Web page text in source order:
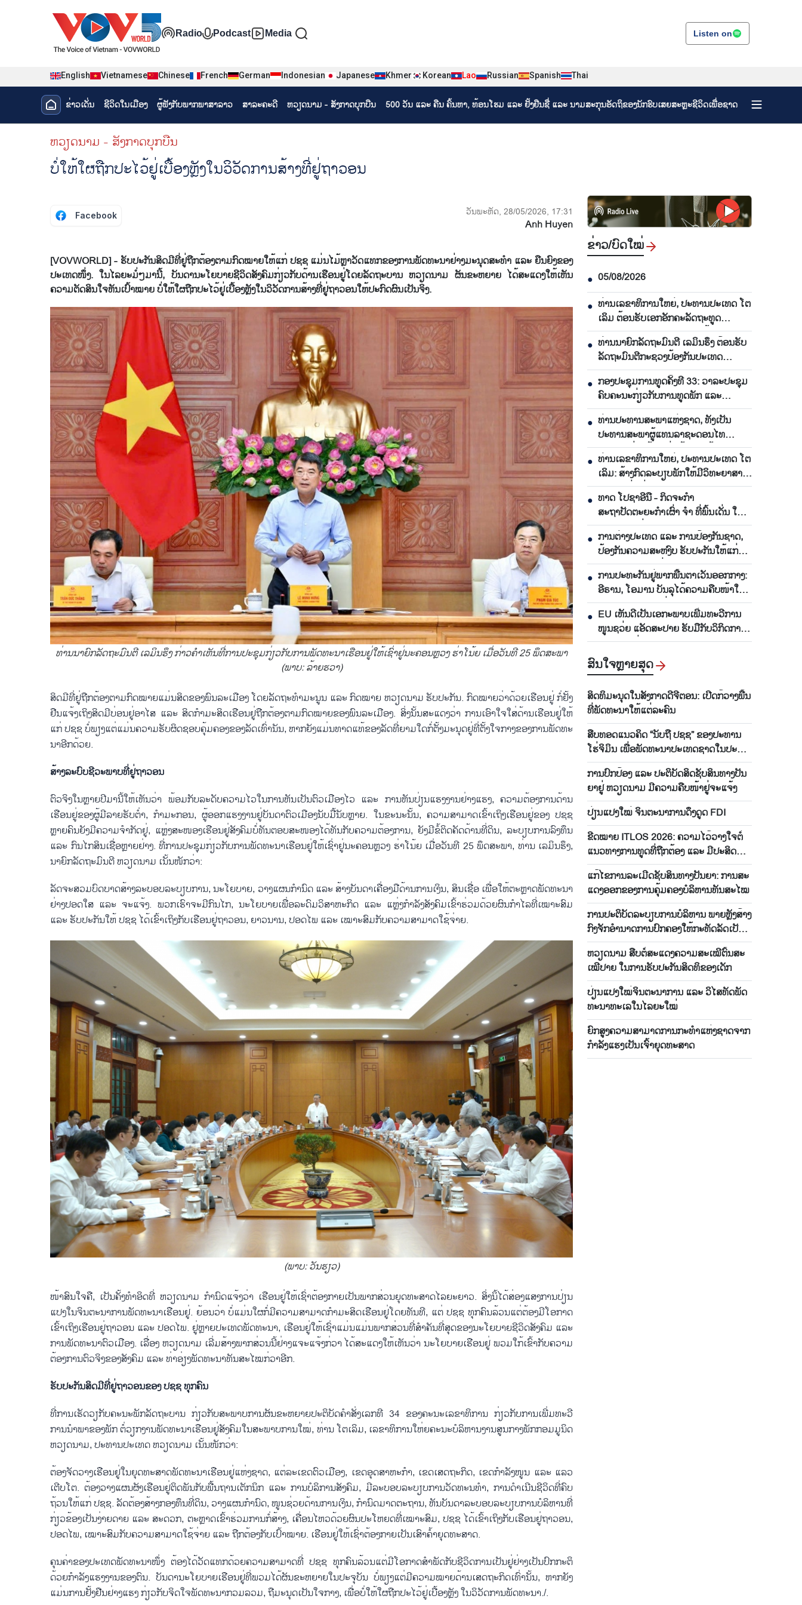
Đa phương tiện tiếng Lào
Radio Podcast Media Listen on
English Vietnamese Chinese French German Indonesian Japanese Khmer Korean Lao Russian Spanish Thai
Menu trang chủ tiếng Lào
ຂ່າວເດັ່ນ ຊີ​ວິດ​ໃນ​ເມືອງ ຜູ້​ຟັງ​ກັບ​ພາກ​ພາ​ສາ​ລາວ ສາລະຄະດີ ຫວຽດ​ນາມ - ສັງ​ກາດ​ບຸກ​ບືນ 500 ວັນ ແລະ ຄືນ ຄົ້ນຫາ, ທ້ອນໂຮມ ແລະ ຢັ້ງຢືນຊື່ ແລະ ນາມສະກຸນອັດຖິຂອງນັກຮົບເສຍສະຫຼະຊີວິດເພື່ອຊາດ
menu phụ tiếng Lào
ຫວຽດ​ນາມ - ສັງ​ກາດ​ບຸກ​ບືນ
ບໍ່​ໃຫ້​ໃຜ​ຖືກ​ປະ​ໄວ້​ຢູ່​ເບື້ອງຫຼັງ​ໃນ​ວິ​ວັດ​ການ​ສ້າງ​ທີ່​ຢູ່​ຖາ​ວອນ
Facebook ວັນພະຫັດ, 28/05/2026, 17:31
Anh Huyen
[VOVWORLD] - ຮັບ​ປະ​ກັນ​ສິດ​ມີທີ່​ຢູ່​ຖືກ​ຕ້ອງ​ຕາມ​ກົດ​ໝາຍໃຫ້​ແກ່ ປ​ຊ​ຊ ແມ່ນ​ໄມ້​ຫຼາວັດ​ແທກ​ຂອງ​ການ​ພັດ​ທະ​ນາ​ຢ່າງ​ມະ​ນຸດ​ສະ​ທຳ ແລະ ຍືນ​ຍົງ​ຂອງ​
ປະ​ເທດ​ໜຶ່ງ. ໃນ​ໄລ​ຍະ​ມໍ່ໆ​ມານີ້, ບັນ​ດາ​ນະ​ໂຍ​ບາຍ​ຊີ​ວິດ​ສັງ​ຄົມ​ກ່ຽວ​ກັບ​ດ້ານ​ເຮືອນ​ຢູ່​ໂດຍ​ລັດ​ຖະ​ບານ ຫວຽດ​ນາມ ຜັນ​ຂະ​ຫຍາຍ ໄດ້ສະ​ແດງ​ໃຫ້​ເຫັນ​
ຄວາມ​ຕັດ​ສິນ​ໃຈ​ຫັນ​ເປົ້າ​ໝາຍ ບໍ່​ໃຫ້​ໃຜ​ຖືກ​ປະ​ໄວ້​ຢູ່​ເບື້ອງຫຼັງ​ໃນ​ວິ​ວັດ​ການ​ສ້າງ​ທີ່​ຢູ່​ຖາ​ວອນໃຫ້​ປະ​ກົດ​ຜົນ​ເປັນ​ຈິງ.
ທ່ານນາຍົກລັດຖະມົນຕີ ເລມິນຮຶງ ກ່າວ​ຄຳ​ເຫັນທີ່ການປະຊຸມກ່ຽວກັບການພັດທະນາເຮືອນຢູ່ໃຫ້ເຊົ່າຢູ່ນະຄອນຫຼວງ ຮ່າໂນ້ຍ ເມື່ອວັນທີ 25 ພຶດສະພາ
(ພາບ: ລ້າຍ​ຮ​ວາ)
ສິດ​ມີທີ່​ຢູ່​ຖືກ​ຕ້ອງ​ຕາມ​ກົດ​ໝາຍແມ່ນ​ສິດ​ຂອງ​ພົນ​ລະ​ເມືອງ ໂດຍ​ລັດ​ຖະ​ທຳ​ມະ​ນູນ ແລະ ກົດໝາຍ ຫວຽດ​ນາມ ຮັບ​ປະ​ກັນ. ກົດ​ໝາຍ​ວ່າ​ດ້ວຍ​ເຮືອນ​ຢູ່ ກໍ່​ຢັ້ງ​
ຢືນ​ແຈ້ງເຖິງ​ສິດ​ມີ​ບ່ອ​ນ​ຢູ່​ອາ​ໄສ ແລະ ສິດ​ກຳ​ມະ​ສິດ​ເຮືອນ​ຢູ່​ຖືກ​ຕ້ອງ​ຕາມ​ກົດ​ໝາຍ​ຂອງ​ພົນ​ລະ​ເມືອງ. ສິ່ງນັ້ນ​ສະ​ແດງວ່າ ການ​ເອົາ​ໃຈ​ໃສ່​ດ້ານເຮືອນ​ຢູ່​ໃຫ້​
ແກ່ ປ​ຊ​ຊ ບໍ່​ພຽງ​ແຕ່​ແມ່ນ​ຄວາມ​ຮັບ​ຜິດ​ຊອບ​ຄຸ້ມ​ຄອງຂອງລັດ​ເທົ່າ​ນັນ, ຫາກ​ຍັງ​ແມ່ນ​ທາດ​ແທ້​ຂອງ​ລັດ​ທີ່​ຍາມ​ໃດ​ກໍ່​ຕັ້ງ​ມະ​ນຸດ​ຢູ່​ທີ່​ຕັ້ງ​ໃຈ​ກາງ​ຂອງ​ການ​ພັດ​ທະ​
ນາ​ອີກ​ດ້ວຍ.
ສ້າງລະ​ບົບ​ຊີ​ວະ​ພາບ​ທີ່​ຢູ່​ຖາ​ວອນ
ຕົວ​ຈິງ​ໃນຫຼາຍ​ປີ​ມານີ້​ໃຫ້​ເຫັນ​ວ່າ ພ້ອມ​ກັບ​ລະ​ດັບ​ຄວາມ​ໄວ​ໃນ​ການ​ຫັນ​ເປັນ​ຕົວ​ເມືອງ​ໄວ ແລະ ການ​ຫັນ​ປ່ຽນ​ແຮງ​ງານ​ຢ່າ​ງ​ແຮງ, ຄວາມ​ຕ້ອງ​ການ​ດ້ານ​
ເຮືອນ​ຢູ່​ຂອງ​ຜູ້​ມີ​ລາຍ​ຮັບ​ຕ່ຳ, ກຳ​ມະ​ກອນ, ຜູ້​ອອກ​ແຮງ​ງານ​ຢູ່​ບັນ​ດາ​ຕົວ​ເມືອງ​ນັບ​ມື້​ນັບຫຼາຍ. ໃນ​ຂະ​ນະ​ນັ້ນ, ຄວາມ​ສາ​ມາດເຂົ້າເຖິງ​​ເຮືອນ​ຢູ່​ຂອງ ປ​ຊ​ຊ
ຫຼາຍ​ຄົນຍັງ​ມີ​ຄວາມ​ຈຳ​ກັດ​ຢູ່, ແຫຼ່ງ​ສະ​ໜອງ​ເຮືອນ​ຢູ່​ສັງ​ຄົມ​ບໍ່​ທັນ​ຕອບ​ສະ​ໜອງ​ໄດ້​ທັນ​ກັບ​ຄວາມ​ຕ້ອງ​ການ, ຍັງ​ມີ​ຂໍ້​ຕິດ​ຄັດ​ດ້ານ​ທີ່​ດິນ, ລະ​ບຽບ​ການ​ລົງ​ທຶນ
ແລະ ກົນ​ໄກ​ສິ​ນ​ເຊື່ອຫຼາຍ​ຢ່າງ. ທີ່​ການ​ປະ​ຊຸມ​ກ່ຽວ​ກັບ​ການ​ພັດ​ທະ​ນາ​ເຮືອນ​ຢູ່​ໃຫ້​ເຊົ່າ​ຢູ່​ນະ​ຄອນຫຼວງ ຮ່າ​ໂນ້ຍ​ ເມື່ອ​ວັນ​ທີ 25 ພຶດ​ສະ​ພາ, ທ່ານ ເລ​ມິນ​ຮຶງ,
ນາ​ຍົກ​ລັດ​ຖະ​ມົນ​ຕີ ຫວຽດ​ນາມ ເນັ້ນ​ໜັກ​ວ່າ:
ລັດຈະ​ສວມ​ບົດ​ບາດ​ສ້າງ​ລະ​ບອບ​ລະ​ບຽບ​ການ, ນະ​ໂຍ​ບາຍ, ວາງ​ແຜນ​ກຳ​ນົດ ແລະ ​ສ້າງບັນ​ດາ​ເຄື່ອງ​ມື​ດ້ານ​ການ​ເງິນ, ສິນ​ເຊື່ອ ເພື່ອ​ໃຫ້​ຕະຫຼາດ​ພັດ​ທະ​ນາ​
ຢ່າງ​ປອດ​ໃສ ແລະ ຈະ​ແຈ້ງ. ພວກ​ເຮົາ​ຈະ​ມີ​ກົນ​ໄກ, ນະ​ໂຍ​ບາຍ​ເພື່ອ​ລະ​ດົມ​ວິສາ​ຫະ​ກິດ ແລະ ແຫຼ່ງ​ກຳ​ລັງ​ສັງ​ຄົມເຂົ້າ​ຮ່ວມ​ດ້ວຍຜົນ​ກຳ​ໄລ​ທີ່ເໝາະ​ສົມ
ແລະ ຮັບ​ປະ​ກັນ​ໃຫ້ ປ​ຊ​ຊ ໄດ້​ເຂົ້າເຖິງກັບ​ເຮືອນ​ຢູ່​ຖາ​ວອນ, ຍາວ​ນານ, ປອດ​ໄພ ແລະ ເໝາະ​ສົມ​ກັບ​ຄວາມ​ສ​າ​ມາດ​ໃຊ້​ຈ່າຍ.
(ພາບ: ວັນ​ຮຽວ)
ໜ້າ​ສົນ​ໃຈ​ຄື, ເປັນ​ຄັ້ງ​ທຳ​ອິດ​ທີ່ ຫວຽດ​ນາມ ກຳ​ນົດ​ແຈ້ງວ່າ ເຮືອນ​ຢູ່​ໃຫ້​ເຊົ່າ​ຕ້ອງ​ກາຍ​ເປັນ​ພາກ​ສ່ວນ​ຍຸດ​ທະ​ສາດ​ໄລຍະຍາວ. ສິ່ງນິ້​ໄດ້​ສ່ອງ​ແສງ​ການ​ປ່ຽນ​
ແປງ​ໃນ​ຈິນ​ຕະ​ນາ​ການ​ພັດ​ທະ​ນາ​ເຮືອນ​ຢູ່. ຍ້ອນ​ວ່າ ບໍ່​ແມ່ນ​ໃຜ​ກໍ່​ມີ​ຄວາມ​ສາ​ມາດ​ກຳ​ມະ​ສິດ​ເຮືອນ​ຢູ່​ໂດຍ​ທັນ​ທີ, ແຕ່ ປ​ຊ​ຊ ທຸກ​ຄົນ​ລ້ວນ​ແຕ່​ຕ້ອງ​ມີ​ໂອ​ກາດ​
ເຂົ້າເຖິງ​ເຮືອນ​ຢູ່​ຖາ​ວອນ ແລະ ປອດ​ໄພ. ຢູ່ຫຼາຍ​ປະ​ເ​ທດ​ພັດ​ທະ​ນາ, ເຮືອນ​ຢູ່ໃຫ້​ເຊົ່າ​ແມ່ນ​ແມ່ນ​ພາກ​ສ່ວນ​ທີ່​ສຳ​ຄັນ​ທີ່​ສຸດ​ຂອງ​ນະ​ໂຍ​ບາຍ​ຊີ​ວິດ​ສັງ​ຄົມ ແລະ
ການ​ພັດ​ທະ​ນາ​ຕົວ​ເມືອງ. ເລື່ອງ ຫວຽດ​ນາມ ເລີ່ມ​ສ້າງ​ພາ​ກ​ສ່ວນນີ້​ຢ່າງ​ແຈະ​ແຈ້ງ​ກ່​ວາ ໄດ້ສະແດງໃຫ້​ເຫັນ​ວ່າ ນະ​ໂຍ​ບາຍ​ເຮືອນ​ຢູ່ ​ພວມ​ໃກ້ເຂົ້າ​ກັບ​ຄວາມ​
ຕ້ອງ​ການ​ຕົວ​ຈິງ​ຂອງ​ສັ​ງ​ຄົມ ແລະ ທ່າ​ອ່ຽງ​ພັດ​ທະ​ນາ​ທັນ​ສະ​ໄໝ​ກ່​ວາ​ອີກ.
ຮັບ​ປະ​ກັນສິດ​ມີ​ທີ່​ຢູ່​ຖາ​ວອນ​ຂອງ ປ​ຊ​ຊ ທຸກ​ຄົນ
ທີ່​ການ​ເຮັດ​ວຽກັບ​​ຄະ​ນະ​ພັກ​ລັດ​ຖະ​ບານ ກ່ຽວ​ກັບ​ສະ​ພາບ​ການ​ຜັນ​ຂະ​ຫຍາຍ​ປະ​ຕິ​ບັດ​ຄຳ​ສັ່ງ​ເລກ​ທີ 34 ຂອງ​ຄະ​ນະ​ເລ​ຂາທິການ ກ່ຽວ​ກັບ​ການ​ເພີ່ມ​ທະ​ວີ​
ການ​ນຳ​ພາ​ຂອງ​ພັກ ຕໍ່​ວຽກ​ງານ​ພັດ​ທະ​ນາ​ເຮືອນ​ຢູ່​ສັງ​ຄົມ​ໃນ​ສະ​ພາບ​ການ​ໃໝ່, ທ່ານ ໂຕ​ເລິມ, ເລ​ຂາ​ທິ​ການ​ໃຫ່​ຍ​ຄະ​ນະ​ບໍ​ລິ​ຫານ​ງານ​ສູນ​ກາງ​ພັກ​ກອມ​ມູ​ນິດ
ຫວຽດ​ນາມ, ປະ​ທານ​ປະ​ເທດ ຫວຽດ​ນາມ ເນັ້ນ​ໜັກ​ວ່າ:
ຕ້ອງຈັດ​ວາງ​ເຮືອນ​ຢູ່​ໃນ​ຍຸດ​ທະ​ສາດ​ພັດ​ທະ​ນາ​ເຮືອນ​ຢູ່​ແຫ່ງ​ຊາດ, ແຕ່​ລະ​ເຂດ​ຕົວ​ເມືອງ, ເຂດ​ອຸດ​ສາ​ຫະ​ກຳ, ເຂດ​ເສດ​ຖະ​ກິດ, ເຂດ​ກຳ​ລັງ​ໜູນ ແລະ ແລວ​
ເຕີບ​ໂຕ. ຕ້ອງວາງ​ແຜນ​ຜັງ​ເຮືອນ​ຢູ່​ຕິດ​ພັນ​ກັບ​ພື້ນ​ຖານ​ເຕັກ​ນິກ ແລະ ການ​ບໍ​ລິ​ການ​ສັງ​ຄົມ, ມີ​ລະ​ບອບ​ລະ​ບຽບ​ການ​ວັດ​ທະ​ນ​ທຳ, ການ​ດຳ​ເນີນ​ຊີ​ວິດທີ່​ຄົບ​
ຖ້ວນ​ໃຫ້​ແກ່ ປ​ຊ​ຊ. ລັດ​ຕ້ອງ​ສ​້າງກອງ​ທຶນ​ທີ່​ດິນ, ວາງ​ແຜນ​ກຳ​ນົດ, ໜູນ​ຊ່ວຍ​ດ້ານ​ການ​ເງິນ, ​ກຳ​ນົດມາດ​ຕະ​ຖານ, ຫັນ​ບັນ​ດາ​ລະ​ບອບ​ລະ​ບຽບ​ການ​ບໍ​ລິ​ຫານ​ທີ່​
ກ່ຽວ​ຂ້ອງ​ເປັນ​ງ່າຍ​ດາຍ ແລະ ສະ​ດວກ, ຕະຫຼາດ​ເຂົ້າ​ຮ່ວມ​ການກໍ່​ສ້າງ, ເຄື​່ອນ​ໄຫວ​ດ້ວຍ​ຜົນ​ປະ​ໂຫຍດ​ທີ່​ເໝາະ​ສົມ, ປ​ຊ​ຊ ໄດ້​ເຂົ້າເຖິງ​ກັບ​ເຮືອນ​ຢູ່​ຖາ​ວອນ,
ປອດ​ໄພ, ເໝາະ​ສົມ​ກັບ​ຄວາມ​ສາມ​າດ​ໃຊ້​ຈ່າຍ ແລະ ຖືກ​ຕ້ອງ​ກັບ​ເປົ້າ​ໝາຍ. ເຮືອນ​ຢູ່​ໃຫ້​ເຊົ່າ​ຕ້ອງ​ກາຍ​ເປັນ​ເສົາ​ຄ້ຳ​ຍຸດ​ທະ​ສາດ.
ຄຸນ​ຄ່າ​ຂອງ​ປະ​ເທດພັດ​ທະ​ນາ​ໜຶ່ງ ຕ້ອງ​ໄດ້​ວັດ​ແທກ​ດ້ວຍ​ຄວາມ​ສາ​ມາດ​ທີ່ ປ​ຊ​ຊ ທຸກ​ຄົນ​ລ້ວນ​ແຕ່​ມີ​ໂອ​ກາດ​ສຳ​ພັດ​ກັບ​ຊີ​ວິດ​ການ​ເປັນ​ຢູ່​ຢ່າງ​ເປັນ​ປົກ​ກະ​ຕິ
ດ້ວຍ​ກຳ​ລັງ​ແຮງ​ງານ​ຂອງ​ຕົນ. ບັນ​ດາ​ນະ​ໂຍ​ບາຍ​ເຮືອນ​ຢູ່​ທີ່ພວ​ມໄດ້​ຜັນ​ຂະ​ຫຍາຍ​ໃນ​ປະ​ຈຸ​ບັນ ບໍ່​ພຽງ​ແຕ່​ມີ​ຄວາມ​ໝາຍ​ດ້ານ​ເສດ​ຖະ​ກິດ​ເທົ່າ​ນັ້ນ, ຫາກ​ຍັງ​
ແມ່ນ​ການ​ຢັ້ງ​ຢືນ​ຢ່າງ​ແຮງ ກ່ຽວ​ກັບ​ຈິດ​ໃຈ​ພັດ​ທະ​ນາ​ກວມ​ລວມ, ຖື​ມະ​ນຸດ​ເປັນ​ໃຈ​ກາງ, ເພື່ອບໍ່​ໃຫ້​ໃຜ​ຖືກ​ປະ​ໄວ້​ຢູ່​ເບື້ອງຫຼັງ ໃນ​ວິ​ວັດ​ການ​ພັດ​ທະ​ນາ./.
ຂ່າວ/ບົດ​ໃໝ່
● 05/08/2026
● ທ່ານເລຂາທິການໃຫຍ່, ປະທານປະເທດ ໂຕ
ເລິມ ຕ້ອນຮັບເອກອັກຄະລັດຖະທູດ
ມາເລເຊຍ ປະຈຳ ຫວຽດນາມ ສິ້ນສຸດອາຍຸ
ການປະຕິບັດງານ
● ທ່ານນາຍົກລັດຖະມົນຕີ ເລມິນຮຶງ ຕ້ອນຮັບ
ລັດຖະມົນຕີກະຊວງປ້ອງກັນປະເທດ
ມາເລເຊຍ
● ກອງປະຊຸມການທູດຄັ້ງທີ 33: ວາລະປະຊຸມ
ຄົບຄະນະກ່ຽວກັບການທູດພັກ ແລະ
ການທູດປະຊາຊົນ
● ທ່ານປະທານສະພາແຫ່ງຊາດ, ທັງເປັນ
ປະທານສະພາຜູ້ແທນລາຊະດອນໄທ
ມາຮອດ ຮ່າໂນ້ຍ, ເລີ່ມຕົ້ນການຢ້ຽມຢາມ
ຫວຽດນາມ ຢ່າງເປັນທາງການ
● ທ່ານເລຂາທິການໃຫຍ່, ປະທານປະເທດ ໂຕ
ເລິມ: ສ້າງກົດລະບຽບພັກໃຫ້ມີວິທະຍາສາດ,
ປະຕິບັດຢ່າງງ່າຍດາຍ ແລະ ມີກຳລັງຊີວິດ
ຍາວນານ
● ທາດ ໂປຊາອີນື - ກິດຈະກຳ
ສະຖາປັດຕະຍະກຳເຜົ່າ ຈຳ ທີ່ພົ້ນເດັ່ນ ໃນ
ແຂວງ ເລິມດົ່ງ
● ການ​ຕ່າງ​ປະ​ເທດ ແລະ ການ​ປ້ອງ​ກັນ​ຊາດ, ​
ປ້ອງ​ກັນ​ຄວາມ​ສະ​ຫງົບ ຮັ​ບ​ປະ​ກັນ​ໃຫ້​ແກ່​
ການ​ພັດ​ທະ​ນາ, ເຊື່ອມ​ໂຍງຂອງ ຫວຽດ​ນາມ
● ການ​ປະ​ທະ​ກັນ​ຢູ່​ພາກ​ພື້ນ​ຕາ​ເວັນ​ອອກ​ກາງ:
ອີ​ຣານ, ໂອ​ມານ ​ບັນ​ລຸ​ໄດ້​ຄວາມ​ຄືບ​ໜ້າ​ໃນ​
ການ​ເຈ​ລະ​ຈາ​ເປີດ​ຊ່ອງ​ແຄບ​ທະ​ເລ
Hormuz ຄືນ​ໃໝ່
● EU ເຫັນ​ດີ​ເປັນ​ເອ​ກະ​ພາບ​ເພີ່ມ​ທະ​ວີ​ການ​
ໜູນ​ຊວ່ຍ​ ແອັດ​ສະ​ປາຍ​ ຮັບ​ມື​ກັບ​ວິ​ກິດ​ການ​
ອົ​ບ​ພະ​ຍົບຢູ່ Ceuta
ສົນ​ໃຈ​ຫຼາຍ​ສຸດ
ສິດ​ທິ​ມະ​ນຸດ​ໃນ​ສັງ​ກາດ​ດີ​ຈີ​ຕອນ: ເປີດ​ກ້​ວາງ​ພື້ນ​
ທີ່​ພັດ​ທະ​ນາ​ໃຫ້​ແຕ່​ລະ​ຄົນ
ສືບ​ທອດ​ແນວ​ຄິດ “ນັບ​ຖື ປ​ຊ​ຊ” ຂອງ​ປະ​ທານ
ໂຮ່​ຈິ​ມິນ ເພື່ອ​ພັດ​ທະ​ນາ​ປະ​ເທດ​ຊ​າດ​ໃນ​ປະ​ຈຸ​
ບັນ
ການ​ປົກປ້ອງ ແລະ​ ປະ​ຕິ​ບັດ​ສິດຊັບສິນ​ທາງ​​ປັນ​
ຍາຢ​ູ່ ຫວຽດ​ນາມ ມີ​ຄ​ວາມ​ຄືບ​ໜ້າ​ຢູ່​ຈະ​ແຈ້ງ
ປ່ຽນແປງໃໝ່ ຈິນຕະນາການດຶງດູດ FDI
ຂີດ​ໝາຍ ITLOS 2026: ຄວາມ​ໄວ້​ວາງ​ໃຈຕໍ່​
ແນວ​ທາງ​ການ​ທູດ​ທີ່​ຖືກ​ຕ້ອງ ແລະ ມີ​ປະ​ສິດ​ທິ​
ຜົນ
ແກ້​ໄຂ​ການ​ລະ​ເມີດ​ຊັບ​ສິນ​ທາງ​​ປັນ​ຍາ: ການ​ສະ​
ແດງ​ອອກຂອງ​ການ​ຄຸ້ມຄອງບໍ​ລິ​ຫານ​ທັນ​ສະ​ໄໝ
ການ​ປະ​ຕິ​ບັດ​ລະ​ບຽບ​ການ​ບໍ​ລິ​ຫານ ​ພາຍຫຼັງ​ສ້າງ​
ກົງ​ຈັກ​ອຳ​ນາດ​ການ​ປົກ​ຄອງ​ໃຫ້​ກະ​ທັດ​ລັດ​ເປັນ​
ເວ​ລາ 1 ປີ
ຫວຽດ​ນາມ ສືບ​ຕໍ່​ສະ​ແດງ​ຄວາມ​ສະ​ເໝີ​ຕົ້ນ​ສະ​
ເໝີ​ປາຍ ​ໃນ​ການ​ຮັບ​ປະ​ກັນ​ສິດ​ທິ​ຂອງ​ເດັກ​
ປ່ຽນ​ແປງ​ໃໝ່​ຈິນ​ຕະ​ນາ​ການ ແລະ ວິ​ໄສ​ທັດ​ພັດ​
ທະ​ນາ​ທະ​ເລ​ໃນ​ໄລ​ຍະ​ໃໝ່
ຍົກ​ສູງ​ຄວາມ​ສາ​ມາດ​ການ​ກະ​ທຳ​ແຫ່ງ​ຊາດ​ຈາກ​
ກຳ​ລັງ​ແຮງ​ເປັນ​ເຈົ້າ​ຍຸດ​ທະ​ສາດ